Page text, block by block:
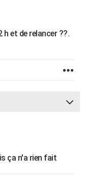
h et de relancer ??.
ça n'a rien fait